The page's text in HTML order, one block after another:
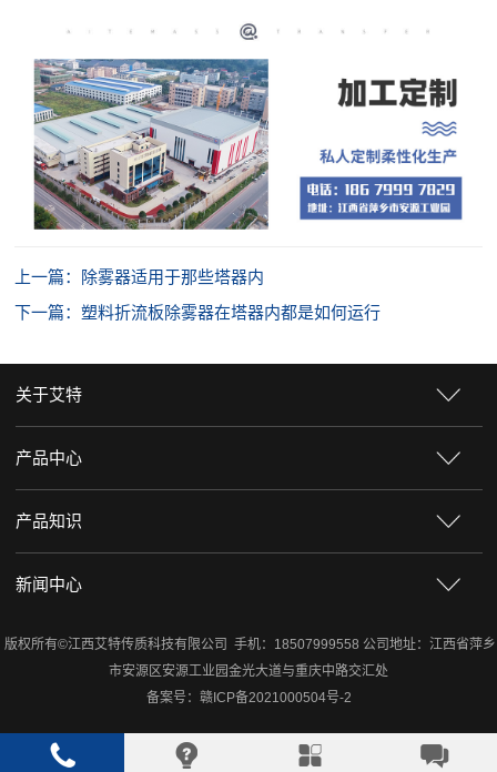
上一篇：除雾器适用于那些塔器内
下一篇：塑料折流板除雾器在塔器内都是如何运行
关于艾特
产品中心
产品知识
新闻中心
版权所有©江西艾特传质科技有限公司 手机：18507999558 公司地址：江西省萍乡
市安源区安源工业园金光大道与重庆中路交汇处
备案号： 赣ICP备2021000504号-2